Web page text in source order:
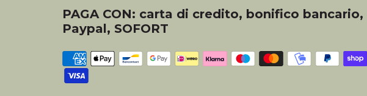
PAGA CON: carta di credito, bonifico bancario,
Paypal, SOFORT